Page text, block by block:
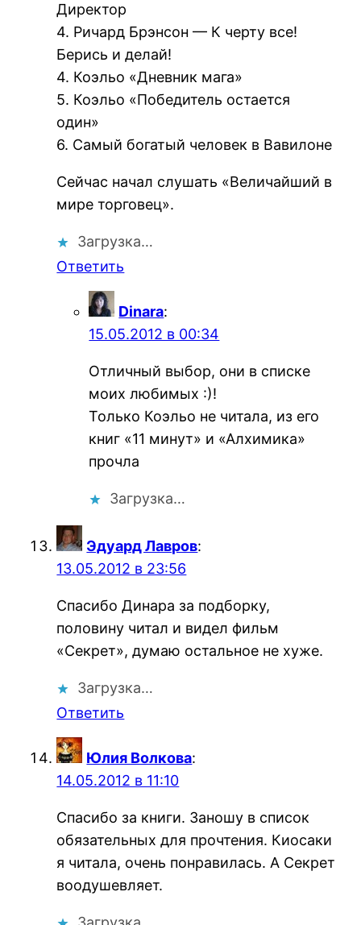
Директор
4. Ричард Брэнсон — К черту все!
Берись и делай!
4. Коэльо «Дневник мага»
5. Коэльо «Победитель остается
один»
6. Самый богатый человек в Вавилоне
Сейчас начал слушать «Величайший в
мире торговец».
Загрузка…
Ответить
Dinara:
15.05.2012 в 00:34
Отличный выбор, они в списке
моих любимых :)!
Только Коэльо не читала, из его
книг «11 минут» и «Алхимика»
прочла
Загрузка…
Эдуард Лавров:
13.05.2012 в 23:56
Спасибо Динара за подборку,
половину читал и видел фильм
«Секрет», думаю остальное не хуже.
Загрузка…
Ответить
Юлия Волкова:
14.05.2012 в 11:10
Спасибо за книги. Заношу в список
обязательных для прочтения. Киосаки
я читала, очень понравилась. А Секрет
воодушевляет.